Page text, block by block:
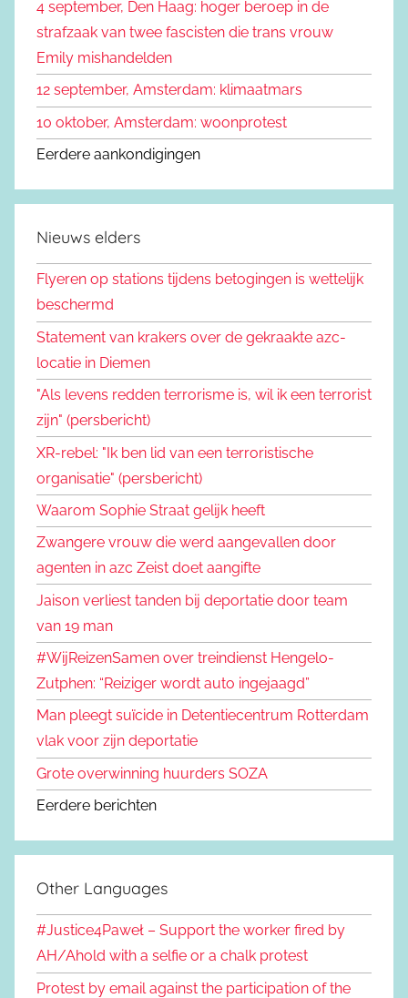
4 september, Den Haag: hoger beroep in de
strafzaak van twee fascisten die trans vrouw
Emily mishandelden
12 september, Amsterdam: klimaatmars
10 oktober, Amsterdam: woonprotest
Eerdere aankondigingen
Nieuws elders
Flyeren op stations tijdens betogingen is wettelijk
beschermd
Statement van krakers over de gekraakte azc-
locatie in Diemen
"Als levens redden terrorisme is, wil ik een terrorist
zijn" (persbericht)
XR-rebel: "Ik ben lid van een terroristische
organisatie" (persbericht)
Waarom Sophie Straat gelijk heeft
Zwangere vrouw die werd aangevallen door
agenten in azc Zeist doet aangifte
Jaison verliest tanden bij deportatie door team
van 19 man
#WijReizenSamen over treindienst Hengelo-
Zutphen: “Reiziger wordt auto ingejaagd”
Man pleegt suïcide in Detentiecentrum Rotterdam
vlak voor zijn deportatie
Grote overwinning huurders SOZA
Eerdere berichten
Other Languages
#Justice4Paweł – Support the worker fired by
AH/Ahold with a selfie or a chalk protest
Protest by email against the participation of the